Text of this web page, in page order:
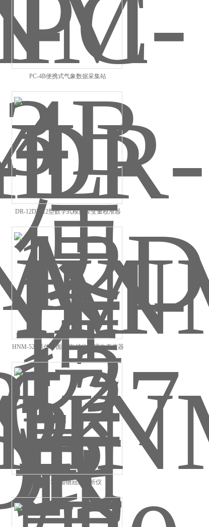
PC-4B便携式气象数据采集站
DR-12DR-12型数字式模拟应变量校准器
HNM-527活体叶面积仪 植物生理生态仪器
HNM-530植物冠层分析仪